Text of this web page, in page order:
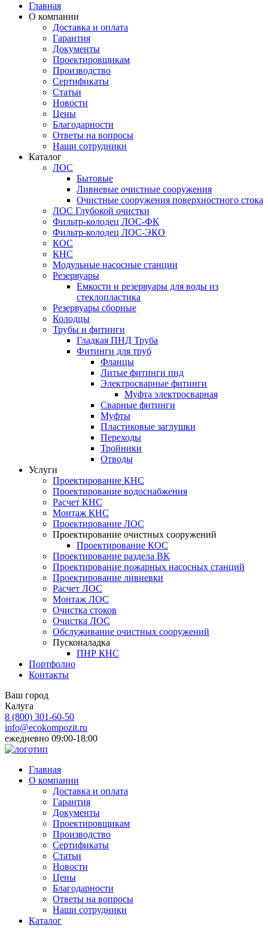
Главная
О компании
Доставка и оплата
Гарантия
Документы
Проектировщикам
Производство
Сертификаты
Статьи
Новости
Цены
Благодарности
Ответы на вопросы
Наши сотрудники
Каталог
ЛОС
Бытовые
Ливневые очистные сооружения
Очистные сооружения поверхностного стока
ЛОС Глубокой очистки
Фильтр-колодец ЛОС-ФК
Фильтр-колодец ЛОС-ЭКО
КОС
КНС
Модульные насосные станции
Резервуары
Емкости и резервуары для воды из
стеклопластика
Резервуары сборные
Колодцы
Трубы и фитинги
Гладкая ПНД Труба
Фитинги для труб
Фланцы
Литые фитинги пнд
Электросварные фитинги
Муфта электросварная
Сварные фитинги
Муфты
Пластиковые заглушки
Переходы
Тройники
Отводы
Услуги
Проектирование КНС
Проектирование водоснабжения
Расчет КНС
Монтаж КНС
Проектирование ЛОС
Проектирование очистных сооружений
Проектирование КОС
Проектирование раздела ВК
Проектирование пожарных насосных станций
Проектирование ливневки
Расчет ЛОС
Монтаж ЛОС
Очистка стоков
Очистка ЛОС
Обслуживание очистных сооружений
Пусконаладка
ПНР КНС
Портфолио
Контакты
Ваш город
Калуга
8 (800) 301-60-50
info@ecokompozit.ru
ежедневно 09:00-18:00
Главная
О компании
Доставка и оплата
Гарантия
Документы
Проектировщикам
Производство
Сертификаты
Статьи
Новости
Цены
Благодарности
Ответы на вопросы
Наши сотрудники
Каталог